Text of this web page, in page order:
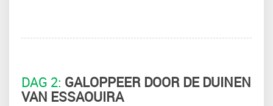
DAG 2: GALOPPEER DOOR DE DUINEN
VAN ESSAOUIRA